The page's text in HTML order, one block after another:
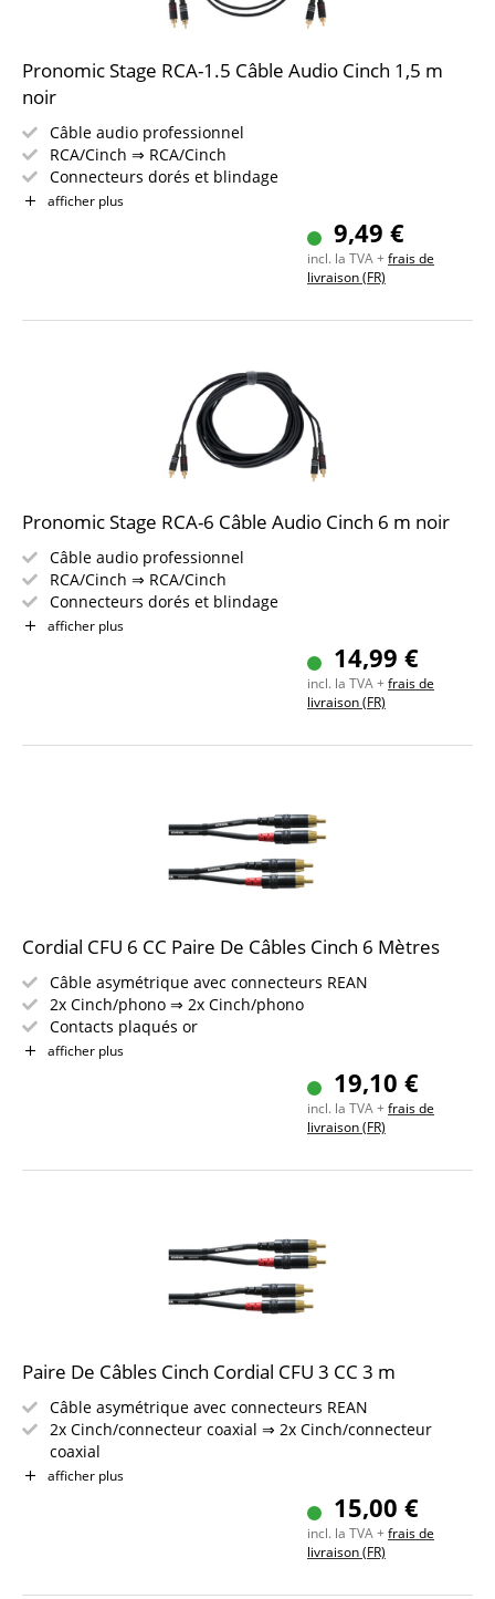
Pronomic Stage RCA-1.5 Câble Audio Cinch 1,5 m
noir
Câble audio professionnel
RCA/Cinch ⇒ RCA/Cinch
Connecteurs dorés et blindage
Décharge de traction à pince et gaine anti-coudure en
afficher plus
9,49 €
incl. la TVA +frais de
livraison (FR)
Pronomic Stage RCA-6 Câble Audio Cinch 6 m noir
Câble audio professionnel
RCA/Cinch ⇒ RCA/Cinch
Connecteurs dorés et blindage
Décharge de traction à pince et gaine anti-flexion en
afficher plus
14,99 €
incl. la TVA +frais de
livraison (FR)
Cordial CFU 6 CC Paire De Câbles Cinch 6 Mètres
Câble asymétrique avec connecteurs REAN
2x Cinch/phono ⇒ 2x Cinch/phono
Contacts plaqués or
Longueur: 6 m
afficher plus
19,10 €
incl. la TVA +frais de
livraison (FR)
Paire De Câbles Cinch Cordial CFU 3 CC 3 m
Câble asymétrique avec connecteurs REAN
2x Cinch/connecteur coaxial ⇒ 2x Cinch/connecteur
coaxial
Contacts plaqués or
afficher plus
15,00 €
incl. la TVA +frais de
livraison (FR)